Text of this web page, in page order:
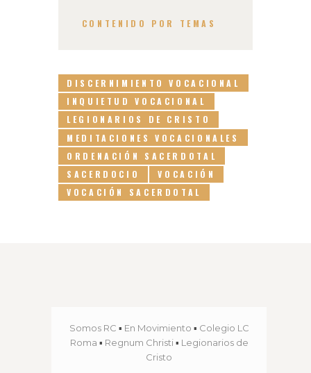
CONTENIDO POR TEMAS
DISCERNIMIENTO VOCACIONAL
INQUIETUD VOCACIONAL
LEGIONARIOS DE CRISTO
MEDITACIONES VOCACIONALES
ORDENACIÓN SACERDOTAL
SACERDOCIO
VOCACIÓN
VOCACIÓN SACERDOTAL
Somos RC ▪ En Movimiento ▪ Colegio LC
Roma ▪ Regnum Christi▪ Legionarios de
Cristo